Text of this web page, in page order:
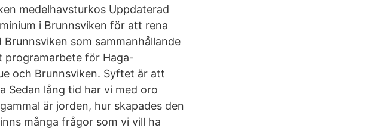
medelhavsturkos Uppdaterad
i Brunnsviken för att rena
som sammanhållande
programarbete för Haga-
och Brunnsviken. Syftet är att
Sedan lång tid har vi med oro
är jorden, hur skapades den
många frågor som vi vill ha